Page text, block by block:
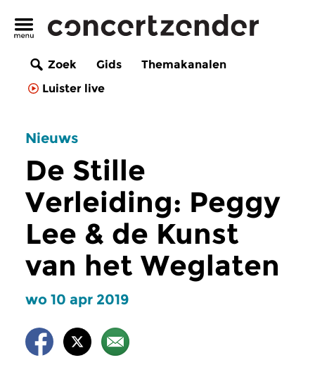
Zoek Gids
Themakanalen
Luister live
Nieuws
De Stille
Verleiding: Peggy
Lee & de Kunst
van het Weglaten
wo 10 apr 2019